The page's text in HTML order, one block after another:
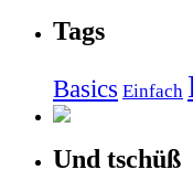
Tags
Basics Einfach
Und tschüß